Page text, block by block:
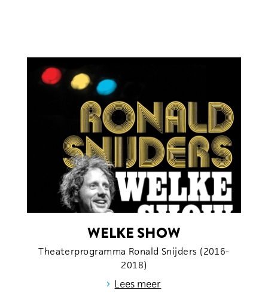
WELKE SHOW
Theaterprogramma Ronald Snijders (2016-
2018)
› Lees meer